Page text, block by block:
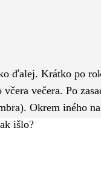
ďalej. Krátko po
večera. Po
Okrem iného na
išlo?